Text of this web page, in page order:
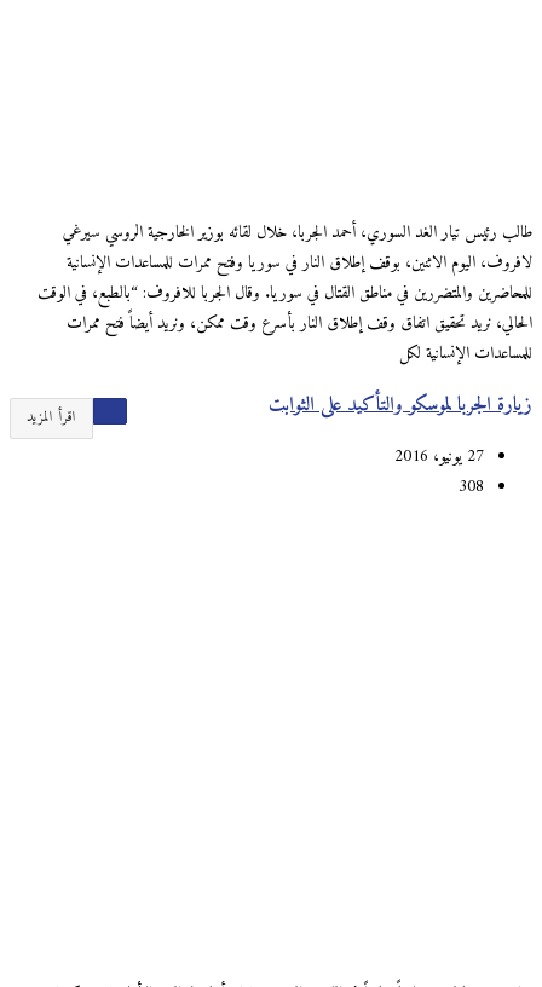
طالب رئيس تيار الغد السوري، أحمد الجربا، خلال لقائه بوزير الخارجية الروسي سيرغي
لافروف، اليوم الاثنين، بوقف إطلاق النار في سوريا وفتح ممرات للمساعدات الإنسانية
للمحاضرين والمتضررين في مناطق القتال في سوريا. وقال الجربا للافروف: “بالطبع، في الوقت
الحالي، نريد تحقيق اتفاق وقف إطلاق النار بأسرع وقت ممكن، ونريد أيضاً فتح ممرات
للمساعدات الإنسانية لكل
اقرأ المزيد زيارة الجربا لموسكو والتأكيد على الثوابت
27 يونيو، 2016
308